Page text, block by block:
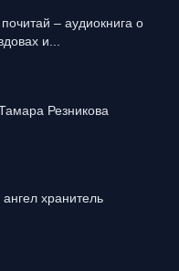
– аудиокнига о
и...
Резникова
хранитель